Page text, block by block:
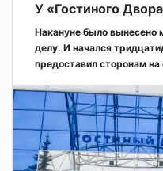
У «Гостиного
Накануне было вынесено
делу. И начался
предоставил сторонам